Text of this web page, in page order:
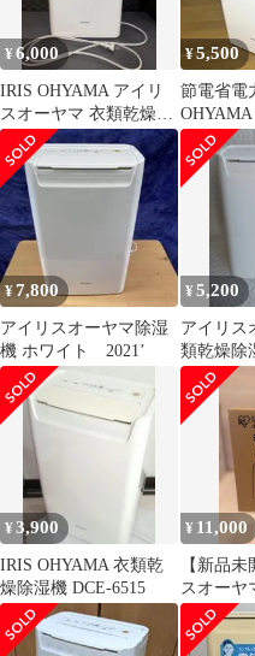
¥6,000
IRIS OHYAMA アイリ
スオーヤマ 衣類乾燥除
湿機 DCE-6515
¥5,500
節電省電
OHYAMA
ヤマ 衣類
¥7,800
アイリスオーヤマ除湿
機 ホワイト 2021’
¥5,200
アイリ
類乾燥除
ーカケ
DCE-6515
¥3,900
IRIS OHYAMA 衣類乾
燥除湿機 DCE-6515
¥ 11,000
【新品
スオーヤ
湿機